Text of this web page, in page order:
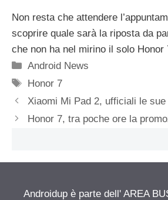
Non resta che attendere
scoprire quale sarà la riposta da
che non ha nel mirino il solo Honor
Categorie
Android News
Tag
Honor 7
Xiaomi Mi Pad 2, ufficiali le
Honor 7, tra poche ore la
Androidup è parte dell' AREA